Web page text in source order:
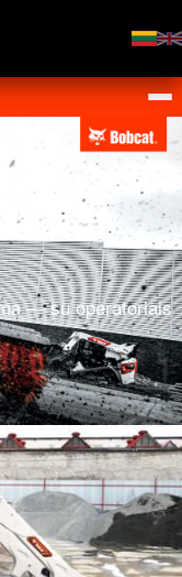
— su operatoriais